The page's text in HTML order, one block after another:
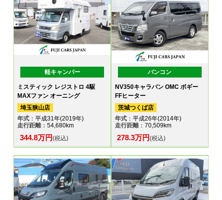
軽キャンパー
ミスティック レジストロ 4駆
MAXファン オーニング
埼玉狭山店
年式 ：平成31年(2019年)
走行距離：54,680km
344.8万円(税込)
バンコン
NV350キャラバン OMC ボギー
FFヒーター
茨城つくば店
年式：平成26年(2014年)
走行距離：70,509km
278.3万円(税込)